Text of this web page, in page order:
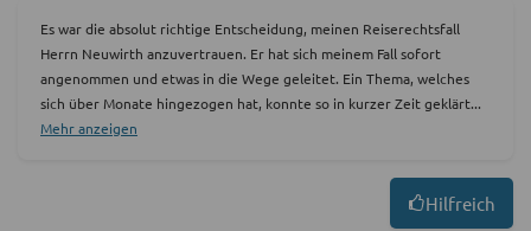
Es war die absolut richtige Entscheidung, meinen Reiserechtsfall
Herrn Neuwirth anzuvertrauen. Er hat sich meinem Fall sofort
angenommen und etwas in die Wege geleitet. Ein Thema, welches
sich über Monate hingezogen hat, konnte so in kurzer Zeit geklärt...
Mehr anzeigen
Hilfreich